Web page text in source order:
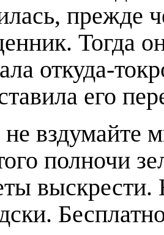
прежде
Тогда
откуда-
его
вздумайте
полночи
выскрести.